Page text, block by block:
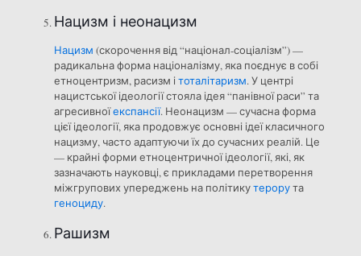
Нацизм і неонацизм
Нацизм (скорочення від “націонал-соціалізм”) —
радикальна форма націоналізму, яка поєднує в собі
етноцентризм, расизм і тоталітаризм. У центрі
нацистської ідеології стояла ідея “панівної раси” та
агресивноїекспансії. Неонацизм — сучасна форма
цієї ідеології, яка продовжує основні ідеї класичного
нацизму, часто адаптуючи їх до сучасних реалій. Це
— крайні форми етноцентричної ідеології, які, як
зазначають науковці, є прикладами перетворення
міжгрупових упереджень на політикутерорута
геноциду.
Рашизм